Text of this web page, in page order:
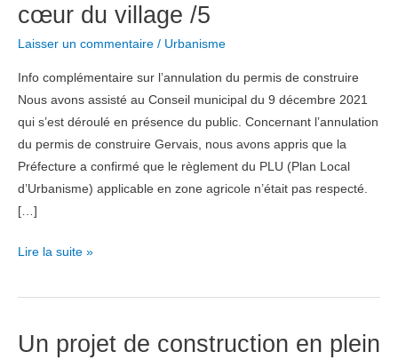
cœur du village /5
Laisser un commentaire / Urbanisme
Info complémentaire sur l’annulation du permis de construire
Nous avons assisté au Conseil municipal du 9 décembre 2021
qui s’est déroulé en présence du public. Concernant l’annulation
du permis de construire Gervais, nous avons appris que la
Préfecture a confirmé que le règlement du PLU (Plan Local
d’Urbanisme) applicable en zone agricole n’était pas respecté.
[…]
Un
de
en
Lire la suite »
Un projet de construction en plein